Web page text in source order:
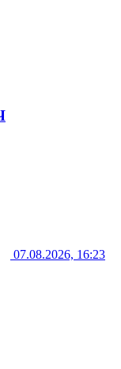
07.08.2026, 16:23